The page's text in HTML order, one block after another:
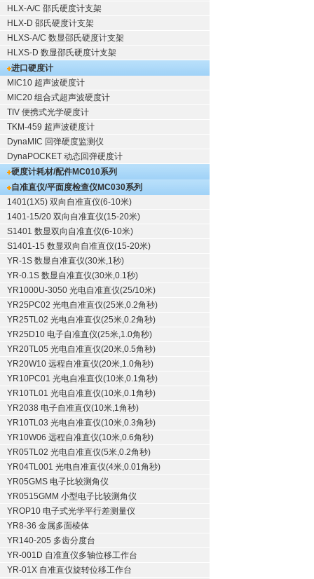
HLX-A/C 邵氏硬度计支架
HLX-D 邵氏硬度计支架
HLXS-A/C 数显邵氏硬度计支架
HLXS-D 数显邵氏硬度计支架
进口硬度计
MIC10 超声波硬度计
MIC20 组合式超声波硬度计
TIV 便携式光学硬度计
TKM-459 超声波硬度计
DynaMIC 回弹硬度监测仪
DynaPOCKET 动态回弹硬度计
硬度计耗材/配件MC010系列
自准直仪/平面度检查仪MC030系列
1401(1X5) 双向自准直仪(6-10米)
1401-15/20 双向自准直仪(15-20米)
S1401 数显双向自准直仪(6-10米)
S1401-15 数显双向自准直仪(15-20米)
YR-1S 数显自准直仪(30米,1秒)
YR-0.1S 数显自准直仪(30米,0.1秒)
YR1000U-3050 光电自准直仪(25/10米)
YR25PC02 光电自准直仪(25米,0.2角秒)
YR25TL02 光电自准直仪(25米,0.2角秒)
YR25D10 电子自准直仪(25米,1.0角秒)
YR20TL05 光电自准直仪(20米,0.5角秒)
YR20W10 远程自准直仪(20米,1.0角秒)
YR10PC01 光电自准直仪(10米,0.1角秒)
YR10TL01 光电自准直仪(10米,0.1角秒)
YR2038 电子自准直仪(10米,1角秒)
YR10TL03 光电自准直仪(10米,0.3角秒)
YR10W06 远程自准直仪(10米,0.6角秒)
YR05TL02 光电自准直仪(5米,0.2角秒)
YR04TL001 光电自准直仪(4米,0.01角秒)
YR05GMS 电子比较测角仪
YR0515GMM 小型电子比较测角仪
YROP10 电子式光学平行差测量仪
YR8-36 金属多面棱体
YR140-205 多齿分度台
YR-001D 自准直仪多轴位移工作台
YR-01X 自准直仪旋转位移工作台